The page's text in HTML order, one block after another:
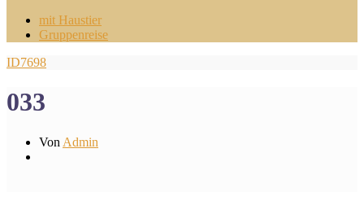
mit Haustier
Gruppenreise
ID7698
033
Von Admin